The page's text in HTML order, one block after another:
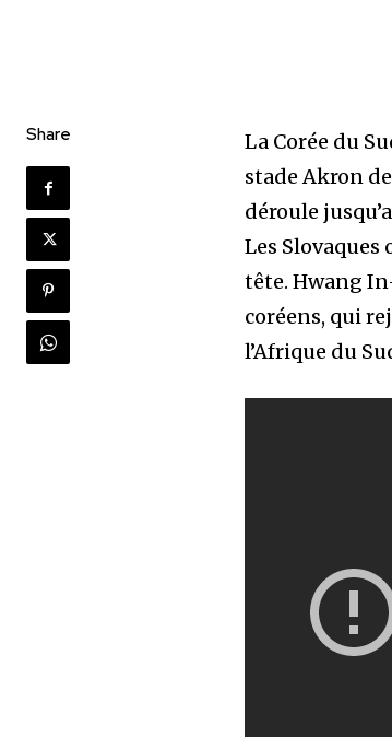
Share
La Corée du
stade Akron
déroule
Les
tête. Hwang
coréens, qui
l’Afrique du